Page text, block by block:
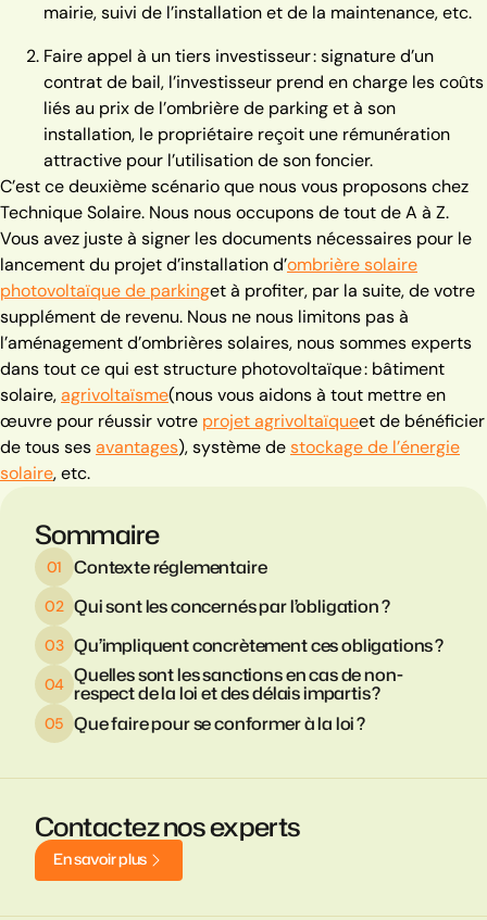
mairie, suivi de l’installation et de la maintenance, etc.
Faire appel à un tiers investisseur : signature d’un
contrat de bail, l’investisseur prend en charge les coûts
liés au prix de l’ombrière de parking et à son
installation, le propriétaire reçoit une rémunération
attractive pour l’utilisation de son foncier.
C’est ce deuxième scénario que nous vous proposons chez
Technique Solaire. Nous nous occupons de tout de A à Z.
Vous avez juste à signer les documents nécessaires pour le
lancement du projet d’installation d​’​ombrière solaire
photovoltaïque de parkinget à profiter, par la suite, de votre
supplément de revenu. Nous ne nous limitons pas à
l’aménagement d’ombrières solaires, nous sommes experts
dans tout ce qui est structure photovoltaïque : bâtiment
solaire,agrivoltaïsme(nous vous aidons à tout mettre en
œuvre pour réussir votre projet agrivoltaïqueet de bénéficier
de tous sesavantages), système destockage de l’énergie
solaire, etc.
Sommaire
Contexte réglementaire
Qui sont les concernés par l’obligation ?
Qu’impliquent concrètement ces obligations ?
Quelles sont les sanctions en cas de non-
respect de la loi et des délais impartis ?
Que faire pour se conformer à la loi ?
Contactez nos experts
Ensavoirplus